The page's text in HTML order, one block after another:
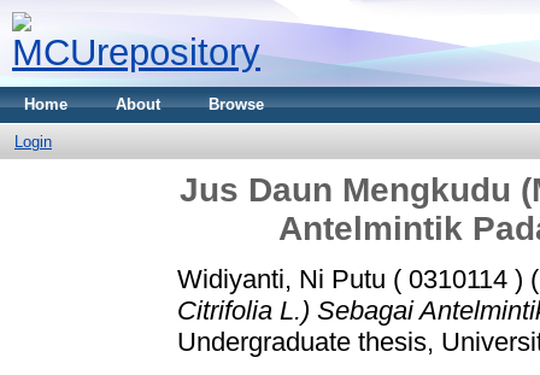
Home About Browse
Login
Jus Daun Mengkudu
Antelmintik
Widiyanti, Ni Putu ( 0310114 )
Citrifolia L.) Sebagai
Undergraduate thesis,